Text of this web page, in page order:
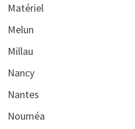
Matériel
Melun
Millau
Nancy
Nantes
Nouméa